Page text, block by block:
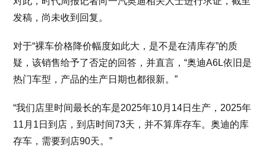
发稿，尚未收到回复。
对于“裸车价格降价幅度如此大，是不是在清库存”的质
疑，该销售给予了否定的回答，并直言，“奥迪A6L依旧是
热门车型，产品的生产日期也都很新。”
“我们店里时间最长的车是2025年10月14日生产，2025年
11月1日到店，到店时间73天，并不算库存车。奥迪的库
存车，需要到店90天。”